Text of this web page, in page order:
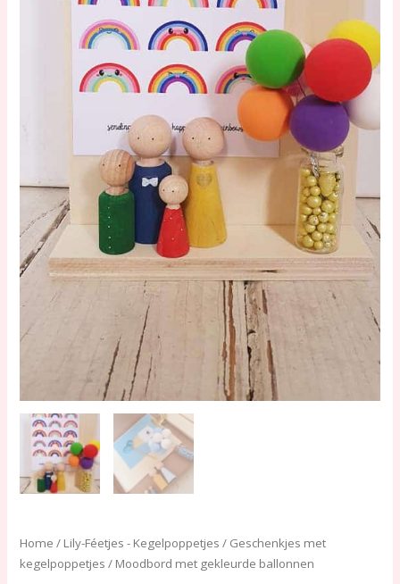
Home / Lily-Féetjes - Kegelpoppetjes / Geschenkjes met
kegelpoppetjes / Moodbord met gekleurde ballonnen